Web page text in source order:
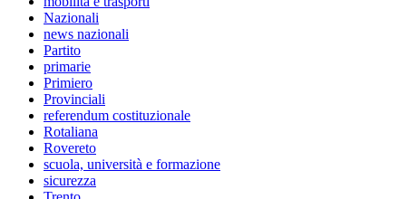
Nazionali
news nazionali
Partito
primarie
Primiero
Provinciali
referendum costituzionale
Rotaliana
Rovereto
scuola, università e formazione
sicurezza